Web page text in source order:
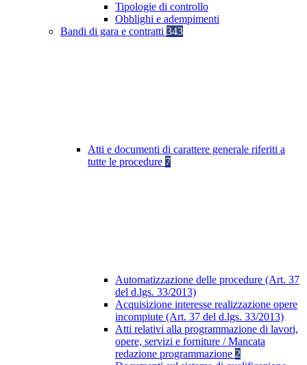
Tipologie di controllo
Obblighi e adempimenti
Bandi di gara e contratti 343
Atti e documenti di carattere generale riferiti a
tutte le procedure 7
Automatizzazione delle procedure (Art. 37
del d.lgs. 33/2013)
Acquisizione interesse realizzazione opere
incompiute (Art. 37 del d.lgs. 33/2013)
Atti relativi alla programmazione di lavori,
opere, servizi e forniture / Mancata
redazione programmazione 2